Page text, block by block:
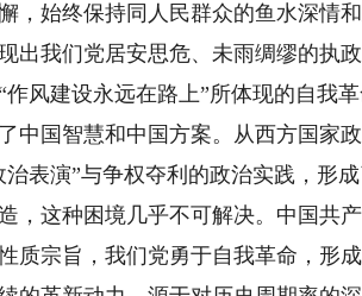
，始终保持同人民群众的鱼水深情
出我们党居安思危、未雨绸缪的执
建设永远在路上”所体现的自我革
中国智慧和中国方案。从西方国家
治表演”与争权夺利的政治实践，形
，这种困境几乎不可解决。中国共
质宗旨，我们党勇于自我革命，形